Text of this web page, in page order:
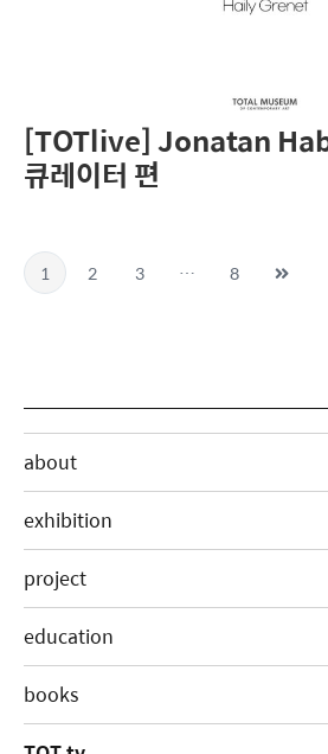
[TOTlive] Jonatan
큐레이터 편
1 2 3 … 8
about
exhibition
project
education
books